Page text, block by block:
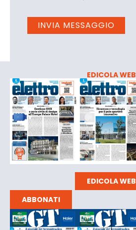
EDICOLA WEB
EDICOLA WEB
ABBONATI